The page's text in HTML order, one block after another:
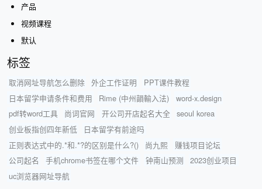
产品
视频课程
默认
标签
取消网址导航怎么删除 外企工作证明
PPT课件教程
日本留学申请条件和费用
Rime (中州韻輸入法)
word-x.design
pdf转word工具
尚词官网 开公司开店起名大全
seoul korea
创业板指创四年新低
日本留学有前途吗
正则表达式中的.*和.*?的区别是什么?()
尚九熙
赚钱项目论坛
公司起名
手机chrome书签在哪个文件 钟南山预测
2023创业项目
uc浏览器网址导航